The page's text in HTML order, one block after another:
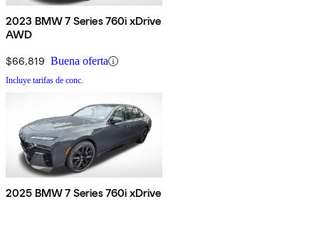
2023 BMW 7 Series 760i xDrive
AWD
$66,819 Buena oferta
Incluye tarifas de conc.
2025 BMW 7 Series 760i xDrive